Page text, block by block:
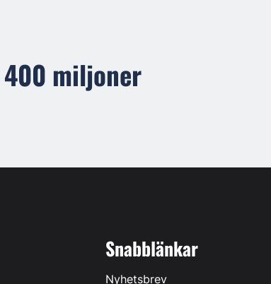
miljoner
Snabblänkar
Nyhetsbrev